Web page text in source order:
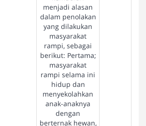
menjadi alasan
dalam penolakan
yang dilakukan
masyarakat
rampi, sebagai
berikut: Pertama;
masyarakat
rampi selama ini
hidup dan
menyekolahkan
anak-anaknya
dengan
berternak hewan,